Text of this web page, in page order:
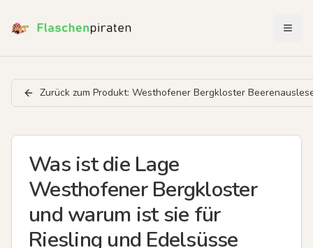
Zurück zum Produkt: Westhofener Bergkloster
Was ist die Lage
Westhofener Bergkloster
und warum ist sie für
Riesling und Edelsüsse